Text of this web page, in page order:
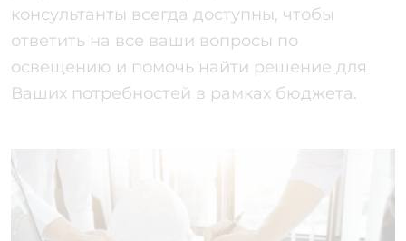
консультанты всегда доступны, чтобы
ответить на все ваши вопросы по
освещению и помочь найти решение для
Ваших потребностей в рамках бюджета.